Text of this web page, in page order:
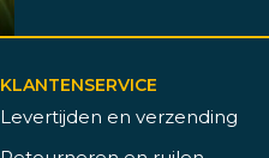
KLANTENSERVICE
Levertijden en verzending